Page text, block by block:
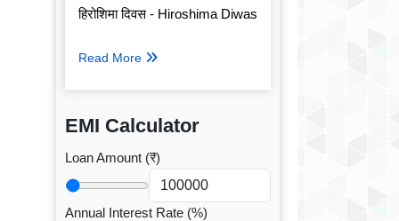
हिरोशिमा दिवस - Hiroshima Diwas
Read More
EMI Calculator
Loan Amount (₹)
Annual Interest Rate (%)